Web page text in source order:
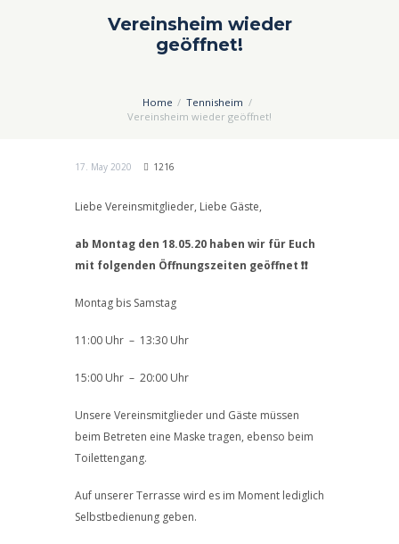
Vereinsheim wieder
geöffnet!
Home
Tennisheim
Vereinsheim wieder geöffnet!
17. May 2020 1216
Liebe Vereinsmitglieder, Liebe Gäste,
ab Montag den 18.05.20 haben wir für Euch
mit folgenden Öffnungszeiten geöffnet ❗❗
Montag bis Samstag
11:00 Uhr – 13:30 Uhr
15:00 Uhr – 20:00 Uhr
Unsere Vereinsmitglieder und Gäste müssen
beim Betreten eine Maske tragen, ebenso beim
Toilettengang.
Auf unserer Terrasse wird es im Moment lediglich
Selbstbedienung geben.